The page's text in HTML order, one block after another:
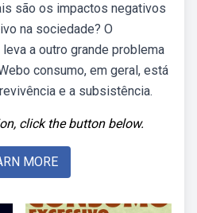
são os impactos negativos
na sociedade? O
a outro grande problema
consumo, em geral, está
e a subsistência.
click the button below.
MORE